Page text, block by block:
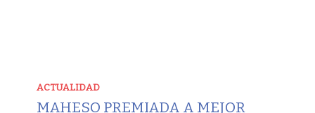
ACTUALIDAD
MAHESO PREMIADA A MEJOR